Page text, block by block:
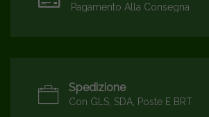
Pagamento Alla Consegna
Spedizione
Con GLS, SDA, Poste E BRT